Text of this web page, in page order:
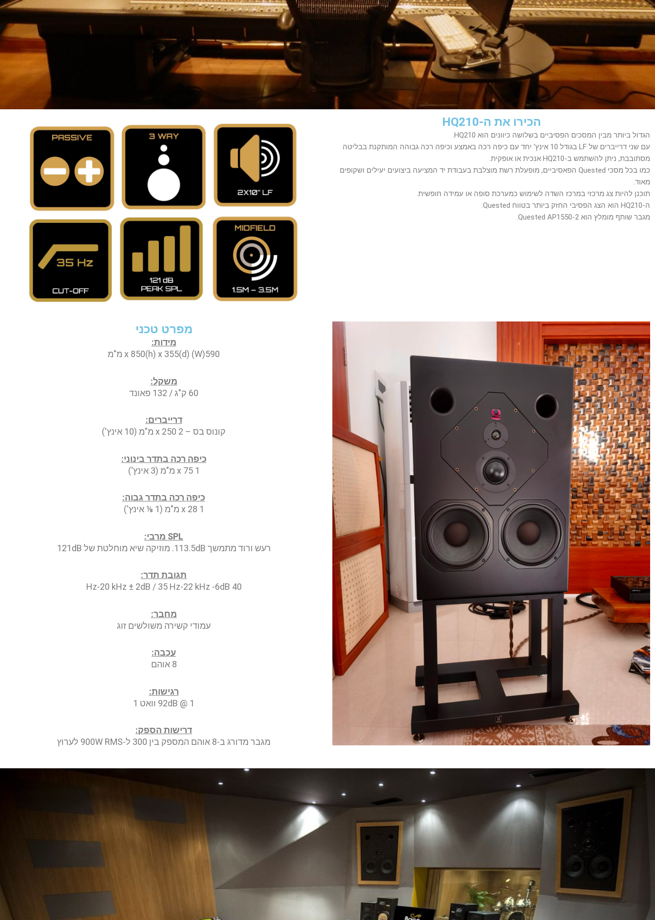
הכירו את ה-HQ210
הגדול ביותר מבין המסכים הפסיביים בשלושה כיוונים הוא HQ210.
עם שני דרייברים של LF בגודל 10 אינץ' יחד עם כיפה רכה באמצע וכיפה רכה גבוהה המותקנת בבליטה
מסתובבת, ניתן להשתמש ב-HQ210 אנכית או אופקית.
כמו בכל מסכי Quested הפאסיביים, מופעלת רשת מוצלבת בעבודת יד המציעה ביצועים יעילים ושקופים
מאוד.
תוכנן להיות צג מרכזי במרכז השדה לשימוש כמערכת סופה או עמידה חופשית.
ה-HQ210 הוא הצג הפסיבי החזק ביותר בטווח Quested.
מגבר שותף מומלץ הוא Quested AP1550-2.
מפרט טכני
מידות:
590(W) x 850(h) x 355(d) מ"מ
משקל:
60 ק"ג / 132 פאונד
דרייברים:
קונוס בס – 2 x 250 מ"מ (10 אינץ')
כיפה רכה בתדר בינוני:
1 x 75 מ"מ (3 אינץ')
כיפה רכה בתדר גבוה:
1 x 28 מ"מ (1 ⅛ אינץ')
SPL מרבי:
רעש ורוד מתמשך 113.5dB. מוזיקה שיא מוחלטת של 121dB
תגובת תדר:
40 Hz-20 kHz ± 2dB / 35 Hz-22 kHz -6dB
מחבר:
עמודי קשירה משולשים זוג
עכבה:
8 אוהם
רגישות:
92dB @ 1 וואט 1
דרישות הספק:
מגבר מדורג ב-8 אוהם המספק בין 300 ל-900W RMS לערוץ